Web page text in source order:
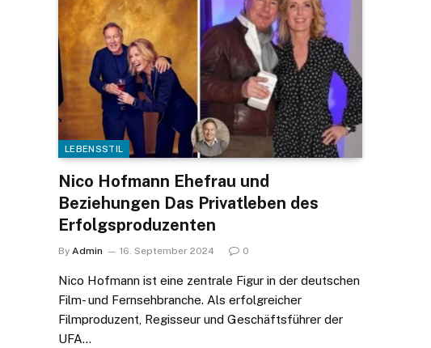
LEBENSSTIL
Nico Hofmann Ehefrau und
Beziehungen Das Privatleben des
Erfolgsproduzenten
By Admin 16. September 2024 0
Nico Hofmann ist eine zentrale Figur in der deutschen
Film- und Fernsehbranche. Als erfolgreicher
Filmproduzent, Regisseur und Geschäftsführer der
UFA…